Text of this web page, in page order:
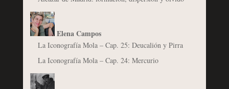
Elena Campos
La Iconografía Mola – Cap. 25: Deucalión y Pirra
La Iconografía Mola – Cap. 24: Mercurio